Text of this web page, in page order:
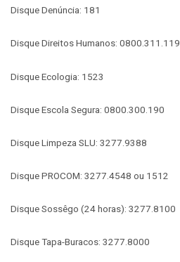
Disque Denúncia: 181
Disque Direitos Humanos: 0800.311.119
Disque Ecologia: 1523
Disque Escola Segura: 0800.300.190
Disque Limpeza SLU: 3277.9388
Disque PROCOM: 3277.4548 ou 1512
Disque Sossêgo (24 horas): 3277.8100
Disque Tapa-Buracos: 3277.8000